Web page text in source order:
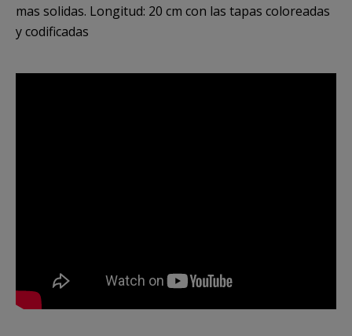
mas solidas. Longitud: 20 cm con las tapas coloreadas
y codificadas